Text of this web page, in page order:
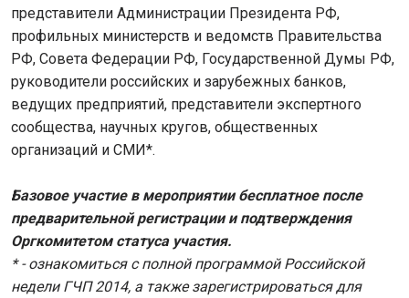
представители Администрации Президента РФ,
профильных министерств и ведомств Правительства
РФ, Совета Федерации РФ, Государственной Думы РФ,
руководители российских и зарубежных банков,
ведущих предприятий, представители экспертного
сообщества, научных кругов, общественных
организаций и СМИ*.
Базовое участие в мероприятии бесплатное после
предварительной регистрации и подтверждения
Оргкомитетом статуса участия.
* - ознакомиться с полной программой Российской
недели ГЧП 2014, а также зарегистрироваться для